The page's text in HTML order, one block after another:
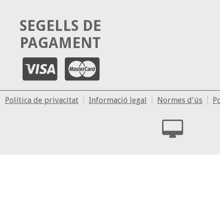
SEGELLS DE
PAGAMENT
Política de privacitat Informació legal Normes d'ús